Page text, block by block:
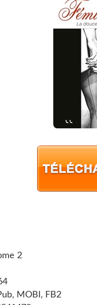
2
MOBI, FB2